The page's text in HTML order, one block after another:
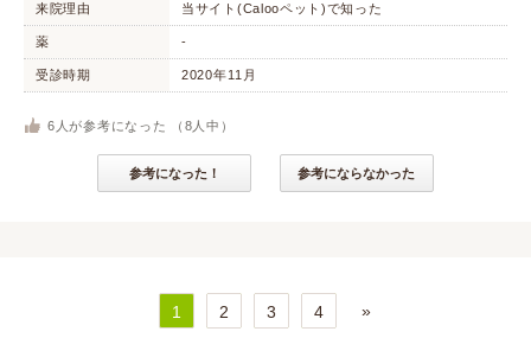
来院理由 当サイト(Calooペット)で知った
薬 -
受診時期 2020年11月
6 人が参考になった （ 8 人中）
参考になった！ 参考にならなかった
1 2 3 4 »